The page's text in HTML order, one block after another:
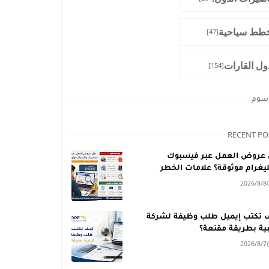
سياحية[47]
القارات[154]
RECENT
عروض العمل عبر فيسبوك
موثوقة؟ علامات الخطر
2026/8/8
تكتب إيميل طلب وظيفة لشركة
بطريقة مقنعة؟
2026/8/7